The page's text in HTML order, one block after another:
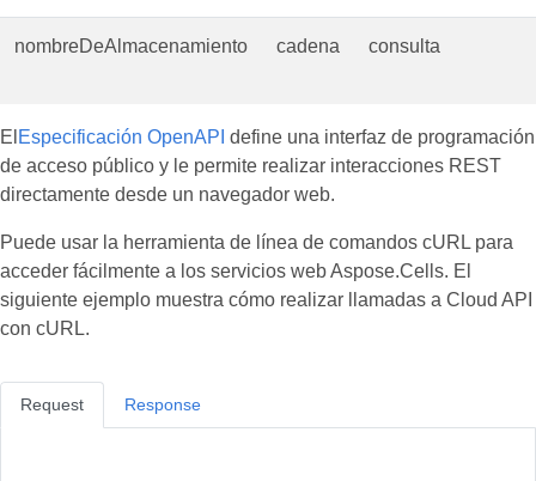
nombreDeAlmacenamiento cadena consulta
El Especificación OpenAPI define una interfaz de programación
de acceso público y le permite realizar interacciones REST
directamente desde un navegador web.
Puede usar la herramienta de línea de comandos cURL para
acceder fácilmente a los servicios web Aspose.Cells. El
siguiente ejemplo muestra cómo realizar llamadas a Cloud API
con cURL.
Request Response